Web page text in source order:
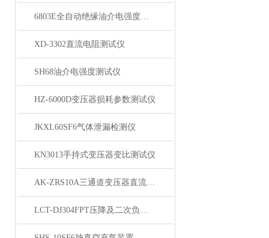
6803E全自动绝缘油介电强度测试仪
XD-3302直流电阻测试仪
SH68油介电强度测试仪
HZ-6000D变压器损耗参数测试仪
JKXL60SF6气体泄漏检测仪
KN3013手持式变压器变比测试仪
AK-ZRS10A三通道变压器直流电阻测试仪
LCT-DJ304FPT压降及二次负荷测试仪